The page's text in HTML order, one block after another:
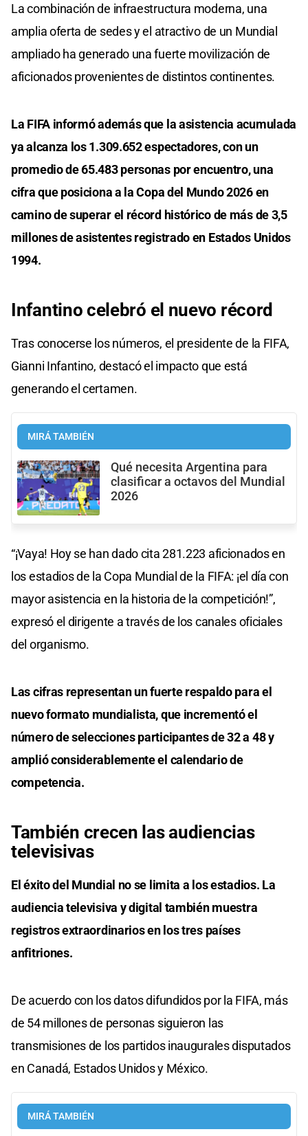
La combinación de infraestructura moderna, una
amplia oferta de sedes y el atractivo de un Mundial
ampliado ha generado una fuerte movilización de
aficionados provenientes de distintos continentes.
La FIFA informó además que la asistencia acumulada
ya alcanza los 1.309.652 espectadores, con un
promedio de 65.483 personas por encuentro, una
cifra que posiciona a la Copa del Mundo 2026 en
camino de superar el récord histórico de más de 3,5
millones de asistentes registrado en Estados Unidos
1994.
Infantino celebró el nuevo récord
Tras conocerse los números, el presidente de la FIFA,
Gianni Infantino, destacó el impacto que está
generando el certamen.
MIRÁ TAMBIÉN
Qué necesita Argentina para
clasificar a octavos del Mundial
2026
“¡Vaya! Hoy se han dado cita 281.223 aficionados en
los estadios de la Copa Mundial de la FIFA: ¡el día con
mayor asistencia en la historia de la competición!”,
expresó el dirigente a través de los canales oficiales
del organismo.
Las cifras representan un fuerte respaldo para el
nuevo formato mundialista, que incrementó el
número de selecciones participantes de 32 a 48 y
amplió considerablemente el calendario de
competencia.
También crecen las audiencias
televisivas
El éxito del Mundial no se limita a los estadios. La
audiencia televisiva y digital también muestra
registros extraordinarios en los tres países
anfitriones.
De acuerdo con los datos difundidos por la FIFA, más
de 54 millones de personas siguieron las
transmisiones de los partidos inaugurales disputados
en Canadá, Estados Unidos y México.
MIRÁ TAMBIÉN